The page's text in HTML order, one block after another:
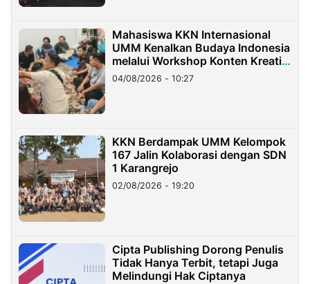
Mahasiswa KKN Internasional
UMM Kenalkan Budaya Indonesia
melalui Workshop Konten Kreatif
di Taiwan
04/08/2026 - 10:27
KKN Berdampak UMM Kelompok
167 Jalin Kolaborasi dengan SDN
1 Karangrejo
02/08/2026 - 19:20
Cipta Publishing Dorong Penulis
Tidak Hanya Terbit, tetapi Juga
Melindungi Hak Ciptanya